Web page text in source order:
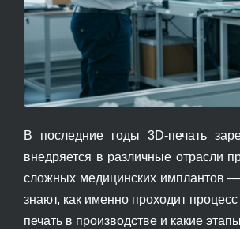
В последние годы 3D-печать
внедряется в различные отрасли
сложных медицинских имплантов
знают, как именно проходит
печать в производстве и какие